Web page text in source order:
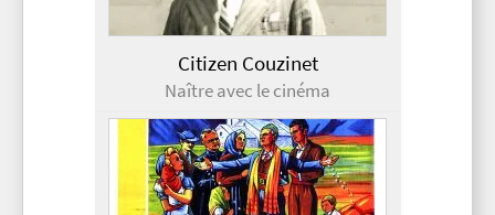
Citizen Couzinet
Naître avec le cinéma